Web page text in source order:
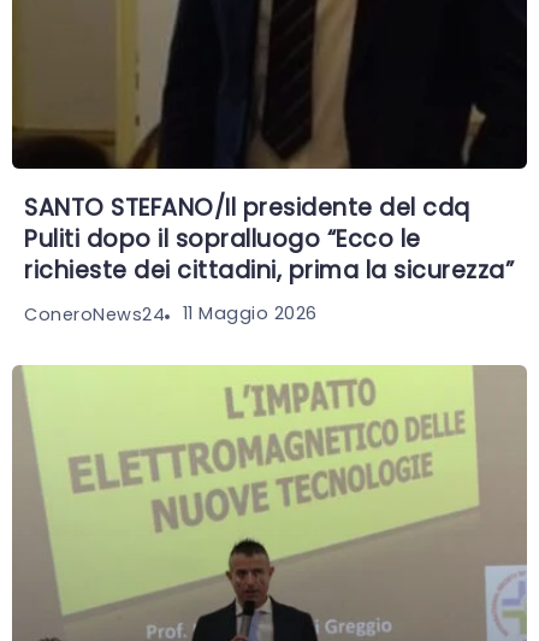
SANTO STEFANO/Il presidente del cdq
Puliti dopo il sopralluogo “Ecco le
richieste dei cittadini, prima la sicurezza”
ConeroNews24 11 Maggio 2026